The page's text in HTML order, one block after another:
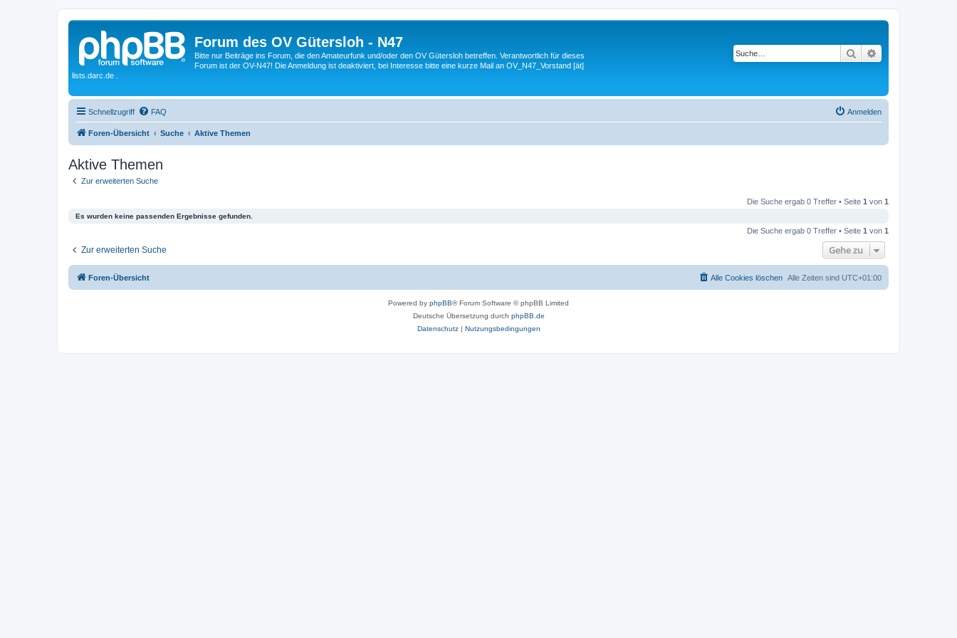
Forum des OV Gütersloh - N47
Bitte nur Beiträge ins Forum, die den Amateurfunk und/oder den OV Gütersloh betreffen. Verantwortlich für dieses
Forum ist der OV-N47! Die Anmeldung ist deaktiviert, bei Interesse bitte eine kurze Mail an OV_N47_Vorstand [ät]
lists.darc.de .
Suche
Schnellzugriff FAQ Anmelden
Foren-Übersicht Suche Aktive Themen
Aktive Themen
Zur erweiterten Suche
Die Suche ergab 0 Treffer • Seite 1 von 1
Es wurden keine passenden Ergebnisse gefunden.
Die Suche ergab 0 Treffer • Seite 1 von 1
Zur erweiterten Suche Gehe zu
Foren-Übersicht Alle Zeiten sind UTC+01:00
Alle Cookies löschen
Powered by phpBB® Forum Software © phpBB Limited
Deutsche Übersetzung durch phpBB.de
Datenschutz| Nutzungsbedingungen